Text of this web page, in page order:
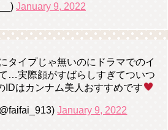
January 9, 2022
タイプじゃ無いのにドラマでのイ
…実際顔がすばらしすぎてついつ
IDはカンナム美人おすすめです
January 9, 2022